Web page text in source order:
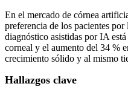
En el mercado de córnea
preferencia de los pacientes
diagnóstico asistidas por IA
corneal y el aumento del 34 %
crecimiento sólido y al mismo
Hallazgos clave